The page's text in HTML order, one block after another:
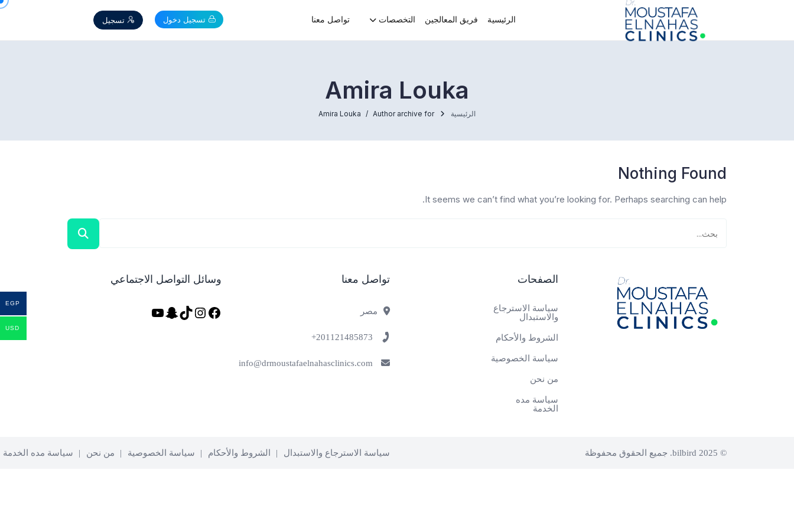
info@drmoustafaelnahasclinics.com
الرئيسية فريق المعالجين التخصصات تواصل معنا تسجيل دخول تسجيل
Amira Louka
الرئيسية Author archive for
Amira Louka
Nothing Found
It seems we can’t find what you’re looking for. Perhaps searching can help.
الصفحات
سياسة الاسترجاع
والاستبدال
الشروط والأحكام
سياسة الخصوصية
من نحن
سياسة مده
الخدمة
تواصل معنا
مصر
وسائل التواصل الاجتماعي
فيسبوك
إنستجرام
تيك سناب
© 2025 bilbird. جميع الحقوق محفوظة سياسة الاسترجاع والاستبدال الشروط والأحكام سياسة الخصوصية من نحن سياسة مده الخدمة
EGP
USD